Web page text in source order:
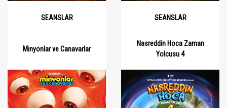
SEANSLAR SEANSLAR
Minyonlar ve Canavarlar
Nasreddin Hoca Zaman
Yolcusu 4